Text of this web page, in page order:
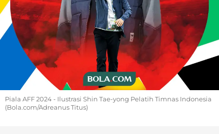
Piala AFF 2024 - Ilustrasi Shin Tae-yong Pelatih Timnas Indonesia
(Bola.com/Adreanus Titus)